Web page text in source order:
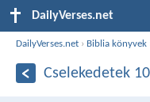
DailyVerses.net
DailyVerses.net › Biblia könyvek
Cselekedetek